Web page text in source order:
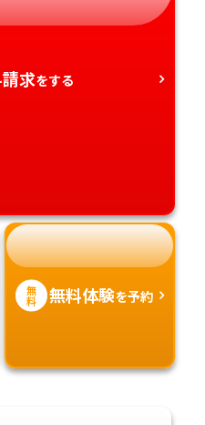
県県
県
県
求をする
無
料 無料体験を予約